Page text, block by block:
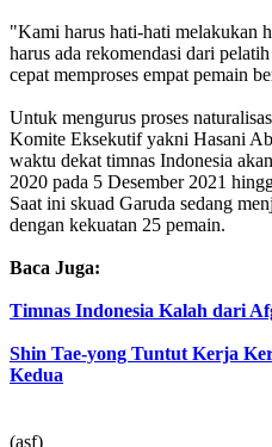
"Kami harus hati-hati melakukan
harus ada rekomendasi dari pelatih
cepat memproses empat pemain
Untuk mengurus proses
Komite Eksekutif yakni Hasani
waktu dekat timnas Indonesia
2020 pada 5 Desember 2021
Saat ini skuad Garuda sedang
dengan kekuatan 25 pemain.
Baca Juga:
Timnas Indonesia Kalah dari
Shin Tae-yong Tuntut Kerja
Kedua
(asf)